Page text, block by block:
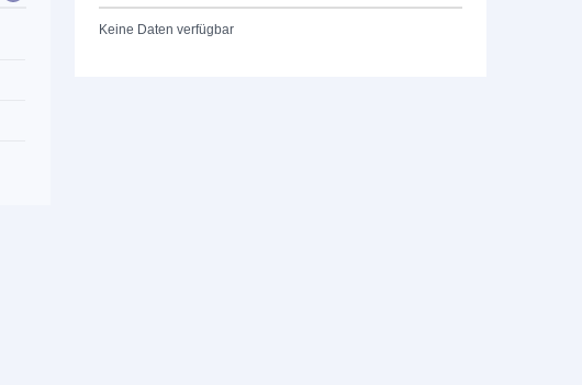
Keine Daten verfügbar